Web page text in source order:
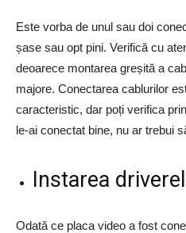
Este vorba de unul sau doi
șase sau opt pini. Verifică cu
deoarece montarea greșită a
majore. Conectarea cablurilor
caracteristic, dar poți verifica
le-ai conectat bine, nu ar trebui
Instarea
Odată ce placa video a fost